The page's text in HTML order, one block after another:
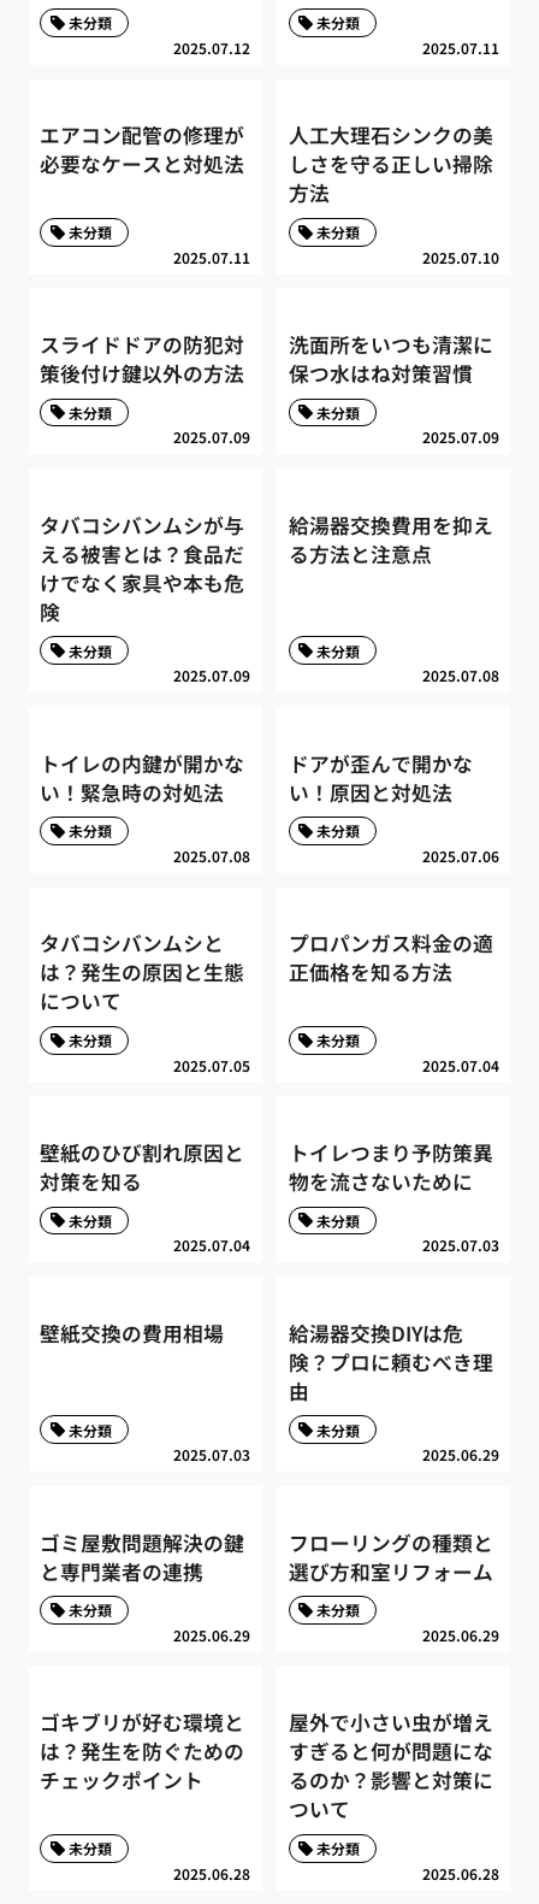
2025.07.12
未分類
2025.07.11
未分類
エアコン配管の修理が
必要なケースと対処法
2025.07.11
未分類
人工大理石シンクの美
しさを守る正しい掃除
方法
2025.07.10
未分類
スライドドアの防犯対
策後付け鍵以外の方法
2025.07.09
未分類
洗面所をいつも清潔に
保つ水はね対策習慣
2025.07.09
未分類
タバコシバンムシが与
える被害とは？食品だ
けでなく家具や本も危
険
2025.07.09
未分類
給湯器交換費用を抑え
る方法と注意点
2025.07.08
未分類
トイレの内鍵が開かな
い！緊急時の対処法
2025.07.08
未分類
ドアが歪んで開かな
い！原因と対処法
2025.07.06
未分類
タバコシバンムシと
は？発生の原因と生態
について
2025.07.05
未分類
プロパンガス料金の適
正価格を知る方法
2025.07.04
未分類
壁紙のひび割れ原因と
対策を知る
2025.07.04
未分類
トイレつまり予防策異
物を流さないために
2025.07.03
未分類
壁紙交換の費用相場
2025.07.03
未分類
給湯器交換DIYは危
険？プロに頼むべき理
由
2025.06.29
未分類
ゴミ屋敷問題解決の鍵
と専門業者の連携
2025.06.29
未分類
フローリングの種類と
選び方和室リフォーム
2025.06.29
未分類
ゴキブリが好む環境と
は？発生を防ぐための
チェックポイント
2025.06.28
未分類
屋外で小さい虫が増え
すぎると何が問題にな
るのか？影響と対策に
ついて
2025.06.28
未分類